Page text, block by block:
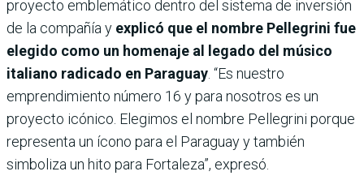
proyecto emblemático dentro del sistema de inversión
de la compañía y explicó que el nombre Pellegrini fue
elegido como un homenaje al legado del músico
italiano radicado en Paraguay. “Es nuestro
emprendimiento número 16 y para nosotros es un
proyecto icónico. Elegimos el nombre Pellegrini porque
representa un ícono para el Paraguay y también
simboliza un hito para Fortaleza”, expresó.